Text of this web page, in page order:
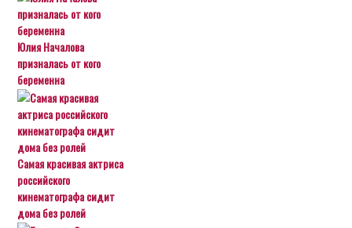
Юлия Началова
призналась от кого
беременна
Самая красивая актриса
российского
кинематографа сидит
дома без ролей